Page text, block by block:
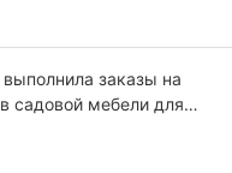
заказы на
садовой мебели для